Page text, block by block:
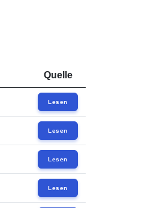
Quelle
Lesen
Lesen
Lesen
Lesen